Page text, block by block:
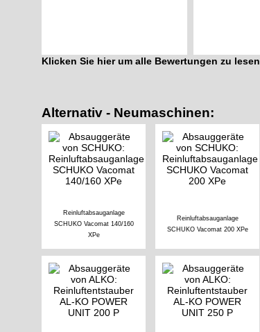
Klicken Sie hier um alle Bewertungen zu lesen
Alternativ - Neumaschinen:
Reinluftabsauganlage
SCHUKO Vacomat 140/160
XPe
Reinluftabsauganlage
SCHUKO Vacomat 200 XPe